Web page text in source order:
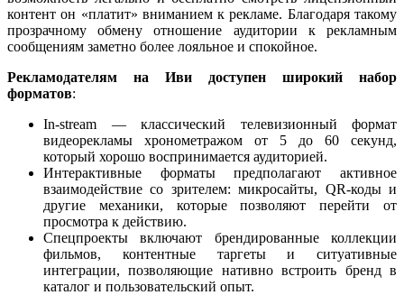
контент он «платит» вниманием к рекламе. Благодаря такому
прозрачному обмену отношение аудитории к рекламным
сообщениям заметно более лояльное и спокойное.
Рекламодателям на Иви доступен широкий набор
форматов:
In-stream — классический телевизионный формат
видеорекламы хронометражом от 5 до 60 секунд,
который хорошо воспринимается аудиторией.
Интерактивные форматы предполагают активное
взаимодействие со зрителем: микросайты, QR-коды и
другие механики, которые позволяют перейти от
просмотра к действию.
Спецпроекты включают брендированные коллекции
фильмов, контентные таргеты и ситуативные
интеграции, позволяющие нативно встроить бренд в
каталог и пользовательский опыт.